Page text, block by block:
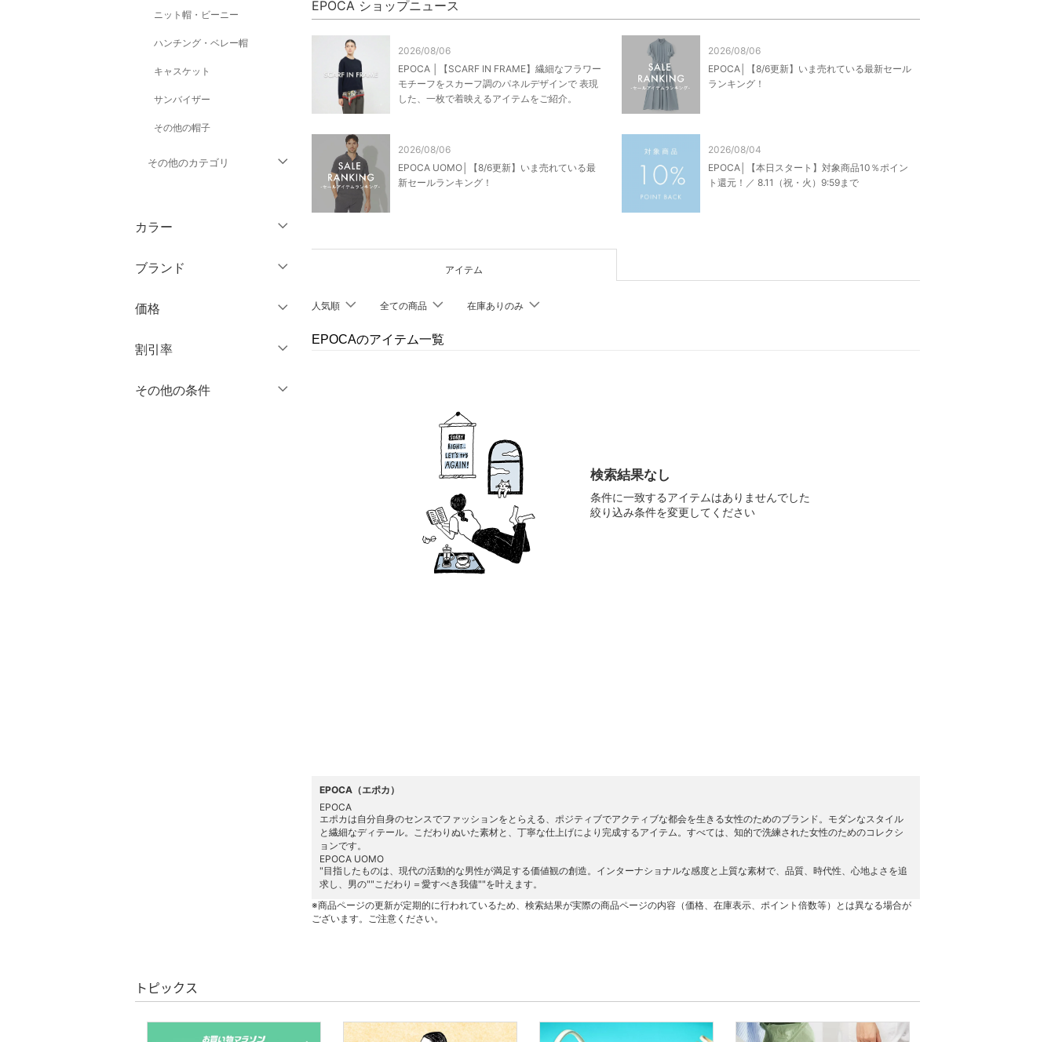
ニット帽・ビーニー
ハンチング・ベレー帽
キャスケット
サンバイザー
その他の帽子
その他のカテゴリ
ジャケット・アウター
パンツ
オールインワン・オーバ
シューズ・靴
フレグランス
カラー
クリア
ブランド
価格
絞り込み
割引率
％OFF～ ％OFF
その他の条件
EPOCA ショップニュース
2026/08/06
EPOCA │【SCARF IN FRAME】繊細なフラワー
モチーフをスカーフ調のパネルデザインで 表現
した、一枚で着映えるアイテムをご紹介。
2026/08/06
EPOCA│【8/6更新】いま売れている最新セール
ランキング！
2026/08/06
EPOCA UOMO│【8/6更新】いま売れている最
新セールランキング！
2026/08/04
EPOCA│【本日スタート】対象商品10％ポイン
ト還元！／ 8.11（祝・火）9:59まで
アイテム
人気順 全ての商品 在庫ありのみ
EPOCAのアイテム一覧
検索結果なし
条件に一致するアイテムはありませんでした
絞り込み条件を変更してください
EPOCA（エポカ）
EPOCA
エポカは自分自身のセンスでファッションをとらえる、ポジティブでアクティブな都会を生きる女性のためのブランド。モダンなスタイル
と繊細なディテール。こだわりぬいた素材と、丁寧な仕上げにより完成するアイテム。すべては、知的で洗練された女性のためのコレクシ
ョンです。
EPOCA UOMO
"目指したものは、現代の活動的な男性が満足する価値観の創造。インターナショナルな感度と上質な素材で、品質、時代性、心地よさを追
求し、男の""こだわり＝愛すべき我儘""を叶えます。
※商品ページの更新が定期的に行われているため、検索結果が実際の商品ページの内容（価格、在庫表示、ポイント倍数等）とは異なる場合が
ございます。ご注意ください。
トピックス